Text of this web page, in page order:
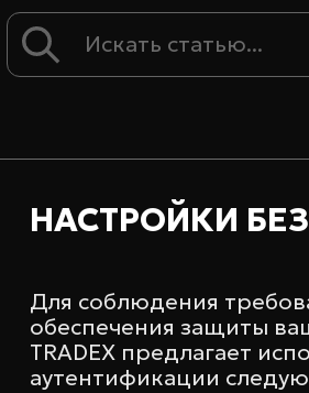
НАСТРОЙКИ
Для соблюдения
обеспечения защиты
TRADEX предлагает
аутентификации